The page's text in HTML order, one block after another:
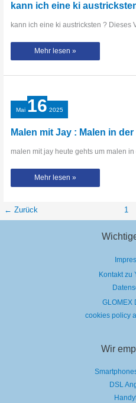
kann ich eine ki
kann ich eine ki austricksten ? Dieses
kann
austricksten
Mehr lesen »
Mai 16 2025
Malen mit Jay : Malen in
malen mit jay heute gehts um malen in
Malen
Jay
in
Natur
Mehr lesen »
← Zurück 1
Kontakt zu
GLOMEX
cookies policy
Wir
DSL